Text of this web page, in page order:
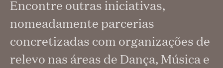
Encontre outras iniciativas,
nomeadamente parcerias
concretizadas com organizações de
relevo nas áreas de Dança, Música e